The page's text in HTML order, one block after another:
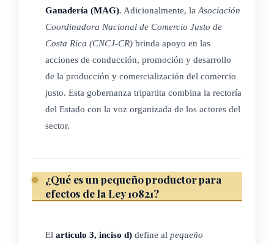
e) Proteger los derechos de la infancia y la próxima
generación: el comercio justo apoya las organizaciones que
ayudan a las familias a obtener ingresos suficientes sin
recurrir al trabajo infantil y que fomentan la concienciación
dentro de las comunidades, de la importancia del bienestar,
las necesidades educativas y el derecho a jugar de losniños
las niñas.
de los recursos naturales y la biodiversidad son pilares
fundamentales del comercio justo. La buena práctica
hídricos y la reducción del consumo de energía, las emisiones
Ganadería (MAG). Adicionalmente, la Asociación
Coordinadora Nacional de Comercio Justo de
Costa Rica (CNCJ-CR) brinda apoyo en las
acciones de conducción, promoción y desarrollo
de la producción y comercialización del comercio
justo. Esta gobernanza tripartita combina la rectoría
del Estado con la voz organizada de los actores del
sector.
¿Qué es un pequeño productor para
efectos de la Ley 10821?
El artículo 3, inciso d) define al pequeño